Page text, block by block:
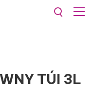
TÚI 3L